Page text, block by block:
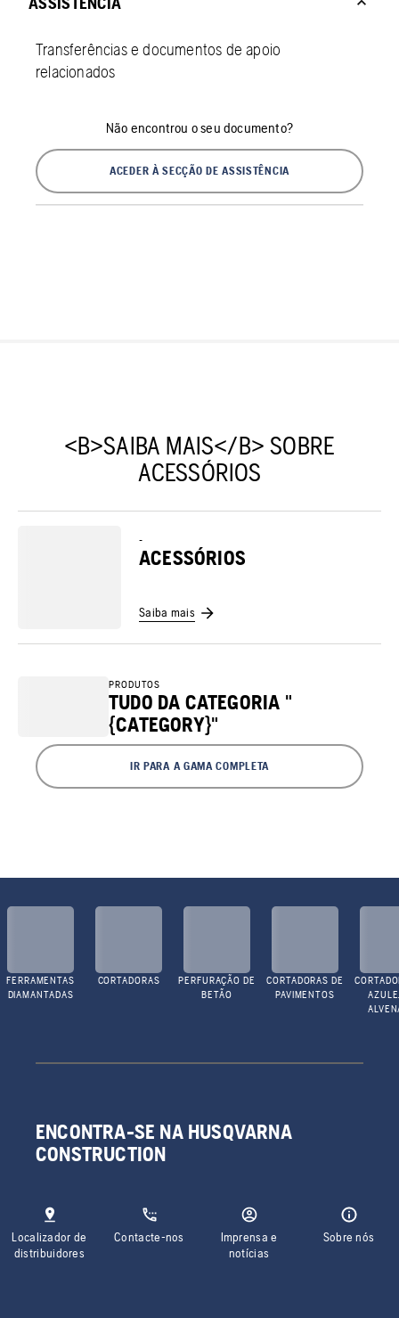
Transferências e documentos de apoio
relacionados
Não encontrou o seu documento?
ACEDER À SECÇÃO DE ASSISTÊNCIA
<B>SAIBA MAIS</B> SOBRE
ACESSÓRIOS
-
ACESSÓRIOS
Saiba mais
PRODUTOS
TUDO DA CATEGORIA "
{CATEGORY}"
IR PARA A GAMA COMPLETA
FERRAMENTAS
DIAMANTADAS
CORTADORAS
PERFURAÇÃO DE
BETÃO
CORTADORAS DE
PAVIMENTOS
ENCONTRA-SE NA HUSQVARNA
CONSTRUCTION
Localizador de
distribuidores
Contacte-nos
Imprensa e
notícias
Sobre nós